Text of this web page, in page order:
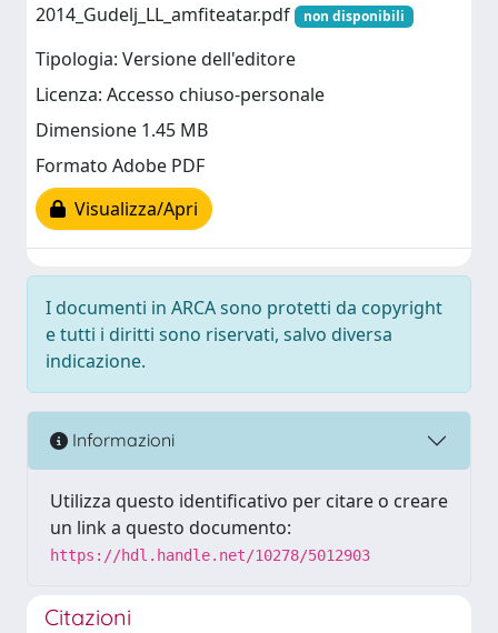
2014_Gudelj_LL_amfiteatar.pdf
non disponibili
Tipologia: Versione dell'editore
Licenza: Accesso chiuso-personale
Dimensione 1.45 MB
Formato Adobe PDF
Visualizza/Apri
I documenti in ARCA sono protetti da copyright
e tutti i diritti sono riservati, salvo diversa
indicazione.
Informazioni
Utilizza questo identificativo per citare o creare
un link a questo documento:
https://hdl.handle.net/10278/5012903
Citazioni